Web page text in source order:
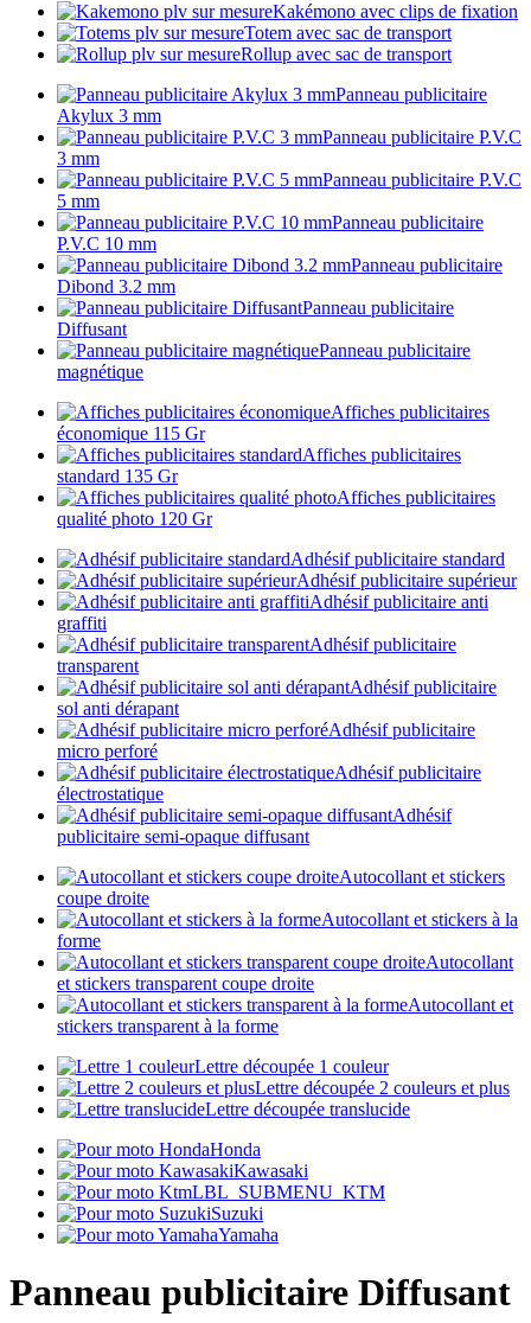
Kakémono avec clips de fixation
Totem avec sac de transport
Rollup avec sac de transport
Panneau publicitaire
Akylux 3 mm
Panneau publicitaire P.V.C
3 mm
Panneau publicitaire P.V.C
5 mm
Panneau publicitaire
P.V.C 10 mm
Panneau publicitaire
Dibond 3.2 mm
Panneau publicitaire
Diffusant
Panneau publicitaire
magnétique
Affiches publicitaires
économique 115 Gr
Affiches publicitaires
standard 135 Gr
Affiches publicitaires
qualité photo 120 Gr
Adhésif publicitaire standard
Adhésif publicitaire supérieur
Adhésif publicitaire anti
graffiti
Adhésif publicitaire
transparent
Adhésif publicitaire
sol anti dérapant
Adhésif publicitaire
micro perforé
Adhésif publicitaire
électrostatique
Adhésif
publicitaire semi-opaque diffusant
Autocollant et stickers
coupe droite
Autocollant et stickers à la
forme
Autocollant
et stickers transparent coupe droite
Autocollant et
stickers transparent à la forme
Lettre découpée 1 couleur
Lettre découpée 2 couleurs et plus
Lettre découpée translucide
Honda
Kawasaki
LBL_SUBMENU_KTM
Suzuki
Yamaha
Panneau publicitaire Diffusant